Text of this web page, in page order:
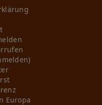
Europa